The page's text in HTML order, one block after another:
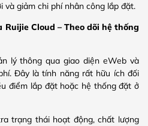
và giảm chi phí nhân công lắp đặt.
Cloud – Theo dõi hệ thống
lý thông qua giao diện eWeb và
Đây là tính năng rất hữu ích đối
điểm lắp đặt hoặc hệ thống đặt ở
trạng thái hoạt động, chất lượng